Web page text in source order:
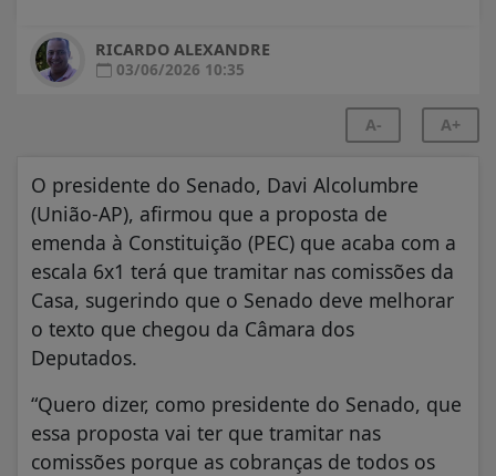
RICARDO ALEXANDRE
03/06/2026 10:35
A- A+
O presidente do Senado, Davi Alcolumbre
(União-AP), afirmou que a proposta de
emenda à Constituição (PEC) que acaba com a
escala 6x1 terá que tramitar nas comissões da
Casa, sugerindo que o Senado deve melhorar
o texto que chegou da Câmara dos
Deputados.
“Quero dizer, como presidente do Senado, que
essa proposta vai ter que tramitar nas
comissões porque as cobranças de todos os